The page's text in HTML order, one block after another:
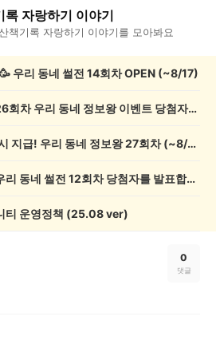
록 자랑하기 이야기
책기록 자랑하기 이야기를 모아봐요
우리 동네 썰전 14회차 OPEN (~8/17)
💰[당첨자 발표] 26회차 우리 동네 정보왕 이벤트 당첨자를 발표합니다!
💸 전원 2,000캐시 지급! 우리 동네 정보왕 27회차 (~8/10)
💰[당첨자 발표] 우리 동네 썰전 12회차 당첨자를 발표합니다!
티 운영정책 (25.08 ver)
0
댓글